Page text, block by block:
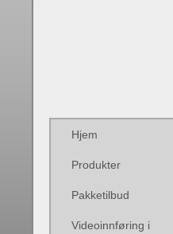
Hjem
Produkter
Pakketilbud
Videoinnføring i